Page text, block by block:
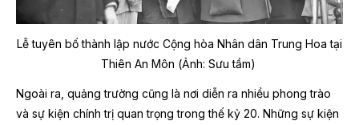
Lễ tuyên bố thành lập nước Cộng hòa Nhân dân Trung Hoa tại
Thiên An Môn (Ảnh: Sưu tầm)
Ngoài ra, quảng trường cũng là nơi diễn ra nhiều phong trào
và sự kiện chính trị quan trọng trong thế kỷ 20. Những sự kiện